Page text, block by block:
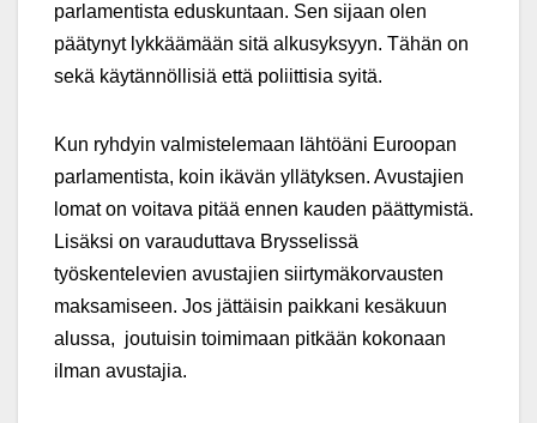
parlamentista eduskuntaan. Sen sijaan olen
päätynyt lykkäämään sitä alkusyksyyn. Tähän on
sekä käytännöllisiä että poliittisia syitä.
Kun ryhdyin valmistelemaan lähtöäni Euroopan
parlamentista, koin ikävän yllätyksen. Avustajien
lomat on voitava pitää ennen kauden päättymistä.
Lisäksi on varauduttava Brysselissä
työskentelevien avustajien siirtymäkorvausten
maksamiseen. Jos jättäisin paikkani kesäkuun
alussa, joutuisin toimimaan pitkään kokonaan
ilman avustajia.